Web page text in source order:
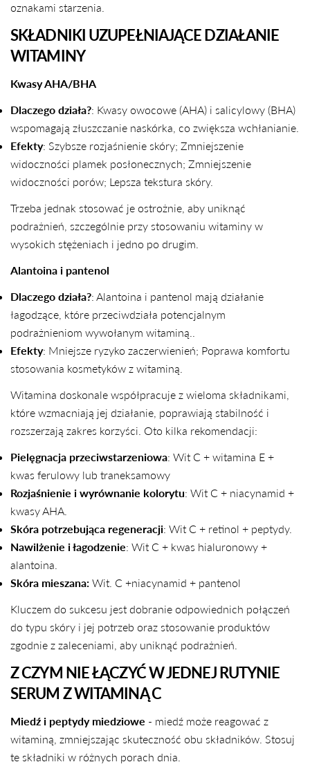
oznakami starzenia.
SKŁADNIKI UZUPEŁNIAJĄCE DZIAŁANIE
WITAMINY
Kwasy AHA/BHA
Dlaczego działa?: Kwasy owocowe (AHA) i salicylowy (BHA)
wspomagają złuszczanie naskórka, co zwiększa wchłanianie.
Efekty: Szybsze rozjaśnienie skóry; Zmniejszenie
widoczności plamek posłonecznych; Zmniejszenie
widoczności porów; Lepsza tekstura skóry.
Trzeba jednak stosować je ostrożnie, aby uniknąć
podrażnień, szczególnie przy stosowaniu witaminy w
wysokich stężeniach i jedno po drugim.
Alantoina i pantenol
Dlaczego działa?: Alantoina i pantenol mają działanie
łagodzące, które przeciwdziała potencjalnym
podrażnieniom wywołanym witaminą..
Efekty: Mniejsze ryzyko zaczerwienień; Poprawa komfortu
stosowania kosmetyków z witaminą.
Witamina doskonale współpracuje z wieloma składnikami,
które wzmacniają jej działanie, poprawiają stabilność i
rozszerzają zakres korzyści. Oto kilka rekomendacji:
Pielęgnacja przeciwstarzeniowa: Wit C + witamina E +
kwas ferulowy lub traneksamowy
Rozjaśnienie i wyrównanie kolorytu: Wit C + niacynamid +
kwasy AHA.
Skóra potrzebująca regeneracji: Wit C + retinol + peptydy.
Nawilżenie i łagodzenie: Wit C + kwas hialuronowy +
alantoina.
Skóra mieszana: Wit. C +niacynamid + pantenol
Kluczem do sukcesu jest dobranie odpowiednich połączeń
do typu skóry i jej potrzeb oraz stosowanie produktów
zgodnie z zaleceniami, aby uniknąć podrażnień.
Z CZYM NIE ŁĄCZYĆ W JEDNEJ RUTYNIE
SERUM Z WITAMINĄ C
Miedź i peptydy miedziowe - miedź może reagować z
witaminą, zmniejszając skuteczność obu składników. Stosuj
te składniki w różnych porach dnia.